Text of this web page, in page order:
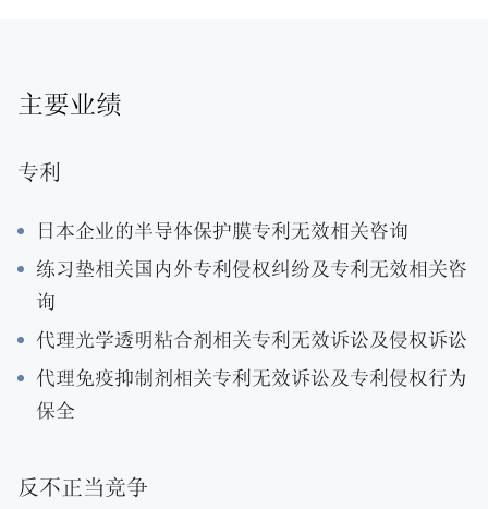
主要业绩
专利
日本企业的半导体保护膜专利无效相关咨询
练习垫相关国内外专利侵权纠纷及专利无效相关咨
询
代理光学透明粘合剂相关专利无效诉讼及侵权诉讼
代理免疫抑制剂相关专利无效诉讼及专利侵权行为
保全
反不正当竞争